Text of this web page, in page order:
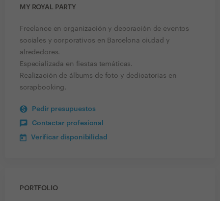
MY ROYAL PARTY
Freelance en organización y decoración de eventos
sociales y corporativos en Barcelona ciudad y
alrededores.
Especializada en fiestas temáticas.
Realización de álbums de foto y dedicatorias en
scrapbooking.
Pedir presupuestos
Contactar profesional
Verificar disponibilidad
PORTFOLIO